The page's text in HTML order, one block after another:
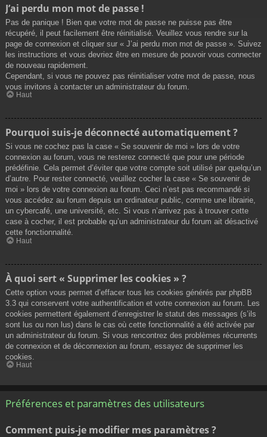
J’ai perdu mon mot de passe !
Pas de panique ! Bien que votre mot de passe ne puisse pas être
récupéré, il peut facilement être réinitialisé. Veuillez vous rendre sur la
page de connexion et cliquer sur « J’ai perdu mon mot de passe ». Suivez
les instructions et vous devriez être en mesure de pouvoir vous connecter
de nouveau rapidement.
Cependant, si vous ne pouvez pas réinitialiser votre mot de passe, nous
vous invitons à contacter un administrateur du forum.
Haut
Pourquoi suis-je déconnecté automatiquement ?
Si vous ne cochez pas la case « Se souvenir de moi » lors de votre
connexion au forum, vous ne resterez connecté que pour une période
prédéfinie. Cela permet d’éviter que votre compte soit utilisé par quelqu’un
d’autre. Pour rester connecté, veuillez cocher la case « Se souvenir de
moi » lors de votre connexion au forum. Ceci n’est pas recommandé si
vous accédez au forum depuis un ordinateur public, comme une librairie,
un cybercafé, une université, etc. Si vous n’arrivez pas à trouver cette
case à cocher, il est probable qu’un administrateur du forum ait désactivé
cette fonctionnalité.
Haut
À quoi sert « Supprimer les cookies » ?
Cette option vous permet d’effacer tous les cookies générés par phpBB
3.3 qui conservent votre authentification et votre connexion au forum. Les
cookies permettent également d’enregistrer le statut des messages (s’ils
sont lus ou non lus) dans le cas où cette fonctionnalité a été activée par
un administrateur du forum. Si vous rencontrez des problèmes récurrents
de connexion et de déconnexion au forum, essayez de supprimer les
cookies.
Haut
Préférences et paramètres des utilisateurs
Comment puis-je modifier mes paramètres ?